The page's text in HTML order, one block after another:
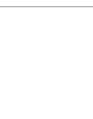
月最低折扣 √